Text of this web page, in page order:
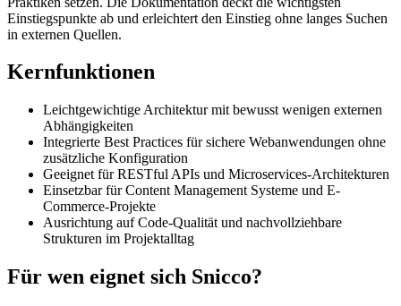
Einstiegspunkte ab und erleichtert den Einstieg ohne langes Suchen
in externen Quellen.
Kernfunktionen
Leichtgewichtige Architektur mit bewusst wenigen externen
Abhängigkeiten
Integrierte Best Practices für sichere Webanwendungen ohne
zusätzliche Konfiguration
Geeignet für RESTful APIs und Microservices-Architekturen
Einsetzbar für Content Management Systeme und E-
Commerce-Projekte
Ausrichtung auf Code-Qualität und nachvollziehbare
Strukturen im Projektalltag
Für wen eignet sich Snicco?